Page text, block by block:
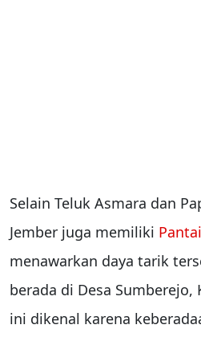
Selain Teluk Asmara dan
Jember juga memiliki
menawarkan daya tarik
berada di Desa Sumberejo,
ini dikenal karena